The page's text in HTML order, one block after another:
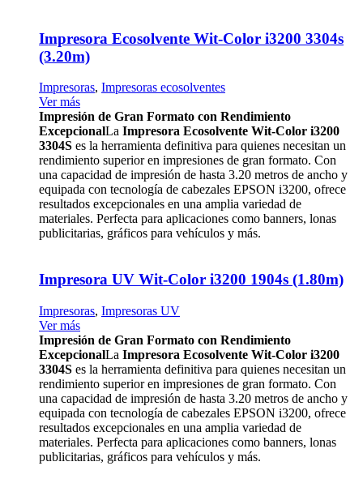
Impresora Ecosolvente Wit-Color i3200 3304s
(3.20m)
Impresoras, Impresoras ecosolventes
Ver más
Impresión de Gran Formato con Rendimiento
ExcepcionalLa Impresora Ecosolvente Wit-Color i3200
3304S es la herramienta definitiva para quienes necesitan un
rendimiento superior en impresiones de gran formato. Con
una capacidad de impresión de hasta 3.20 metros de ancho y
equipada con tecnología de cabezales EPSON i3200, ofrece
resultados excepcionales en una amplia variedad de
materiales. Perfecta para aplicaciones como banners, lonas
publicitarias, gráficos para vehículos y más.
Impresora UV Wit-Color i3200 1904s (1.80m)
Impresoras, Impresoras UV
Ver más
Impresión de Gran Formato con Rendimiento
ExcepcionalLa Impresora Ecosolvente Wit-Color i3200
3304S es la herramienta definitiva para quienes necesitan un
rendimiento superior en impresiones de gran formato. Con
una capacidad de impresión de hasta 3.20 metros de ancho y
equipada con tecnología de cabezales EPSON i3200, ofrece
resultados excepcionales en una amplia variedad de
materiales. Perfecta para aplicaciones como banners, lonas
publicitarias, gráficos para vehículos y más.